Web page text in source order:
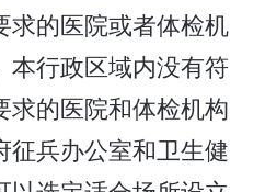
求的医院或者体检机
本行政区域内没有符
求的医院和体检机构
征兵办公室和卫生健